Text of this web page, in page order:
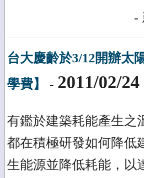
-
台大慶齡於3/12開辦太
學費】
- 2011/02/24
有鑑於建築耗能產生之
都在積極研發如何降低
生能源並降低耗能，以